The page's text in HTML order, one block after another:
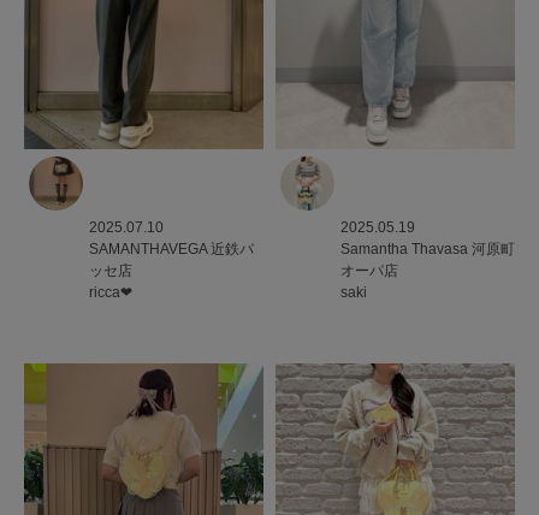
2025.07.10
SAMANTHAVEGA 近鉄パ
ッセ店
ricca❤︎
2025.05.19
Samantha Thavasa 河原町
オーパ店
saki